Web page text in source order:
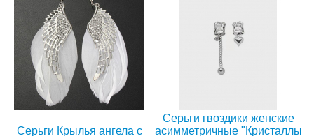
Серьги Крылья ангела с
Серьги гвоздики женские
асимметричные "Кристаллы